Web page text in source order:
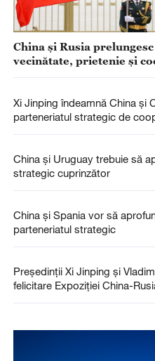
China și Rusia
vecinătate, prietenie și
Xi Jinping îndeamnă China și
parteneriatul strategic de
China și Uruguay trebuie să
strategic cuprinzător
China și Spania vor să
parteneriatul strategic
Președinții Xi Jinping și
felicitare Expoziției China-